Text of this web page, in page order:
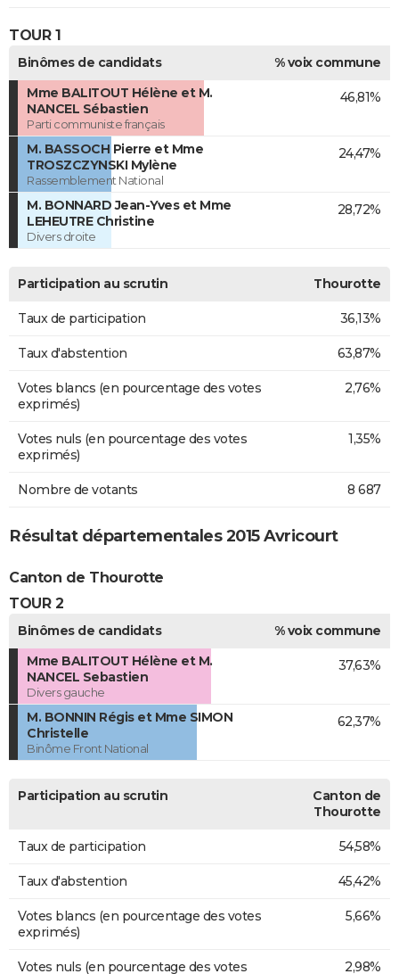
TOUR 1
Binômes de candidats
% voix commune
Mme BALITOUT Hélène et M.
NANCEL Sébastien
Parti communiste français
46,81%
M. BASSOCH Pierre et Mme
TROSZCZYNSKI Mylène
Rassemblement National
24,47%
M. BONNARD Jean-Yves et Mme
LEHEUTRE Christine
Divers droite
28,72%
Participation au scrutin Thourotte
Taux de participation 36,13%
Taux d'abstention 63,87%
Votes blancs (en pourcentage des votes
exprimés)
2,76%
Votes nuls (en pourcentage des votes
exprimés)
1,35%
Nombre de votants 8 687
Résultat départementales 2015 Avricourt
Canton de Thourotte
TOUR 2
Binômes de candidats
% voix commune
Mme BALITOUT Hélène et M.
NANCEL Sebastien
Divers gauche
37,63%
M. BONNIN Régis et Mme SIMON
Christelle
Binôme Front National
62,37%
Participation au scrutin
Canton de
Thourotte
Taux de participation 54,58%
Taux d'abstention 45,42%
Votes blancs (en pourcentage des votes
exprimés)
5,66%
Votes nuls (en pourcentage des votes 2,98%